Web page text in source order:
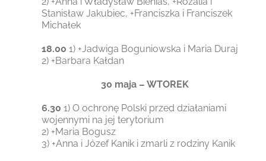
Stanisław Jakubiec, +Franciszka i Franciszek
Michałek
18.001) +Jadwiga Boguniowska i Maria Duraj
2) +Barbara Kałdan
30 maja – WTOREK
6.301) O ochronę Polski przed działaniami
wojennymi na jej terytorium
2) +Maria Bogusz
3) +Anna i Józef Kanik i zmarli z rodziny Kanik